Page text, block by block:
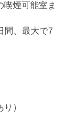
喫煙可能室ま
間、最大で7
）